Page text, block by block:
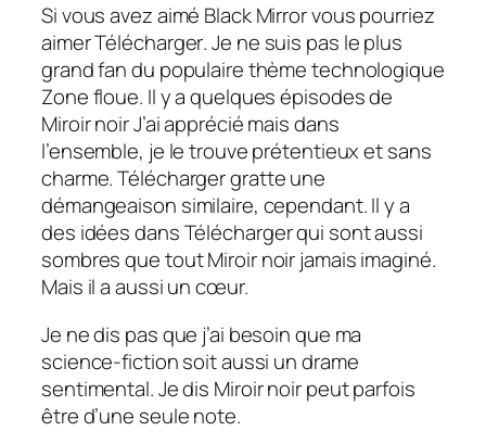
Si vous avez aimé Black Mirror vous pourriez
aimerTélécharger. Je ne suis pas le plus
grand fan du populaire thème technologique
Zone floue. Il y a quelques épisodes de
Miroir noirJ’ai apprécié mais dans
l’ensemble, je le trouve prétentieux et sans
charme.Téléchargergratte une
démangeaison similaire, cependant. Il y a
des idées dansTéléchargerqui sont aussi
sombres que toutMiroir noirjamais imaginé.
Mais il a aussi un cœur.
Je ne dis pas que j’ai besoin que ma
science-fiction soit aussi un drame
sentimental. Je dis Miroir noirpeut parfois
être d’une seule note.